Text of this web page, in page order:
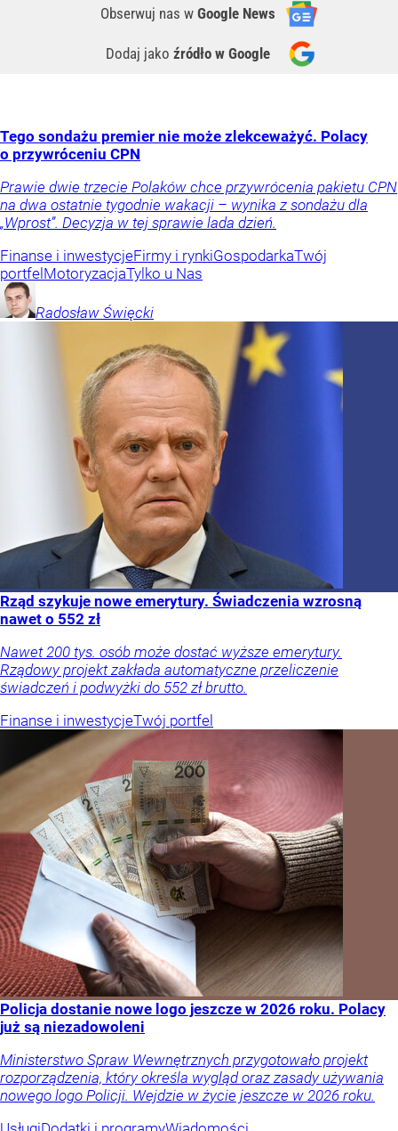
Obserwuj nas w Google News
Dodaj jako źródło w Google
Tego sondażu premier nie może zlekceważyć. Polacy
o przywróceniu CPN
Prawie dwie trzecie Polaków chce przywrócenia pakietu CPN
na dwa ostatnie tygodnie wakacji – wynika z sondażu dla
„Wprost”. Decyzja w tej sprawie lada dzień.
Finanse i inwestycjeFirmy i rynkiGospodarkaTwój
portfelMotoryzacjaTylko u Nas
Radosław Święcki
Rząd szykuje nowe emerytury. Świadczenia wzrosną
nawet o 552 zł
Nawet 200 tys. osób może dostać wyższe emerytury.
Rządowy projekt zakłada automatyczne przeliczenie
świadczeń i podwyżki do 552 zł brutto.
Finanse i inwestycjeTwój portfel
Policja dostanie nowe logo jeszcze w 2026 roku. Polacy
już są niezadowoleni
Ministerstwo Spraw Wewnętrznych przygotowało projekt
rozporządzenia, który określa wygląd oraz zasady używania
nowego logo Policji. Wejdzie w życie jeszcze w 2026 roku.